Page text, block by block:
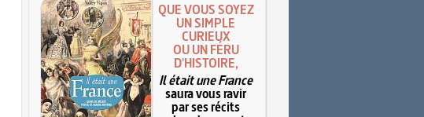
QUE VOUS SOYEZ
UN SIMPLE
CURIEUX
OU UN FÉRU
D'HISTOIRE,
Il était une France
saura vous ravir
par ses récits